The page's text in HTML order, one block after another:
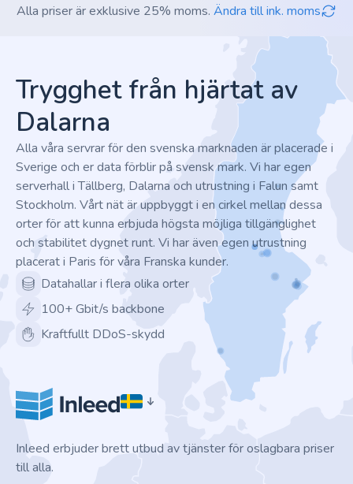
Alla priser är exklusive 25% moms. Ändra till ink. moms
Trygghet från hjärtat av
Dalarna
Alla våra servrar för den svenska marknaden är placerade i
Sverige och er data förblir på svensk mark. Vi har egen
serverhall i Tällberg, Dalarna och utrustning i Falun samt
Stockholm. Vårt nät är uppbyggt i en cirkel mellan dessa
orter för att kunna erbjuda högsta möjliga tillgänglighet
och stabilitet dygnet runt. Vi har även egen utrustning
placerat i Paris för våra Franska kunder.
Datahallar i flera olika orter
100+ Gbit/s backbone
Kraftfullt DDoS-skydd
Inleed erbjuder brett utbud av tjänster för oslagbara priser
till alla.